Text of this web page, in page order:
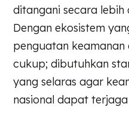
ditangani secara
Dengan ekosistem
penguatan
cukup; dibutuhkan
yang selaras agar
nasional dapat